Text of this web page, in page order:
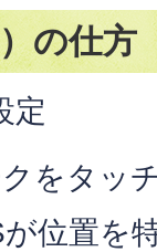
の仕方
定
をタッ
位置を